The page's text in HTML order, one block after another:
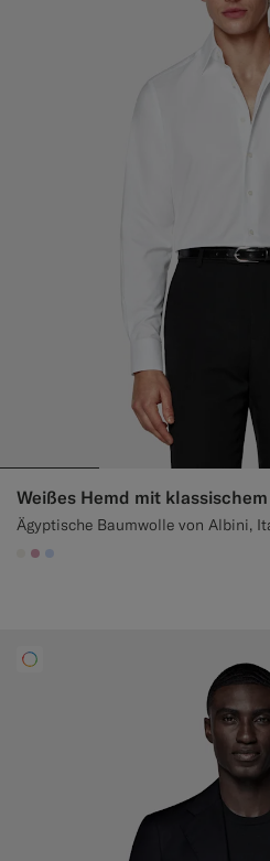
Weißes Hemd mit
Ägyptische Baumwolle von Albini,
#F1EFE8
#DAA1B6
#CCDCF9